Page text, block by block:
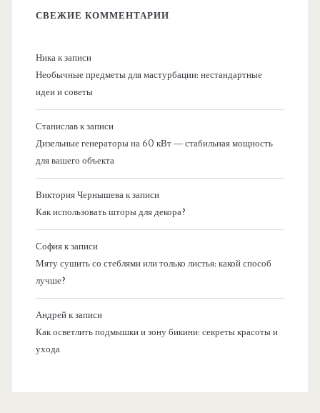
СВЕЖИЕ КОММЕНТАРИИ
Никак записи
Необычные предметы для мастурбации: нестандартные
идеи и советы
Станиславк записи
Дизельные генераторы на 60 кВт — стабильная мощность
для вашего объекта
Виктория Чернышевак записи
Как использовать шторы для декора?
Софияк записи
Мяту сушить со стеблями или только листья: какой способ
лучше?
Андрейк записи
Как осветлить подмышки и зону бикини: секреты красоты и
ухода